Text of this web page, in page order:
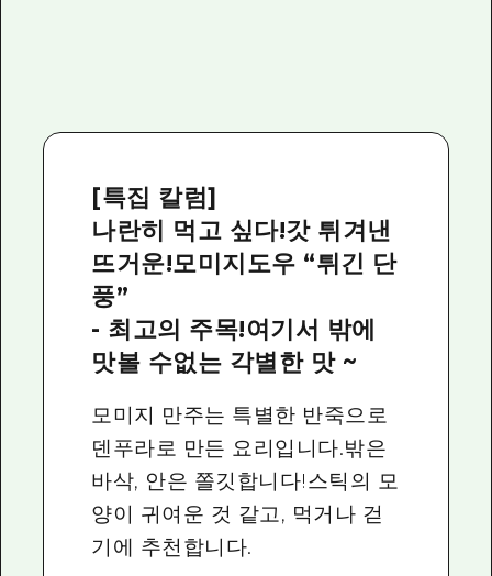
[특집 칼럼]
나란히 먹고 싶다!갓 튀겨낸
뜨거운!모미지도우 “튀긴 단
풍”
- 최고의 주목!여기서 밖에
맛볼 수없는 각별한 맛 ~
모미지 만주는 특별한 반죽으로
덴푸라로 만든 요리입니다.밖은
바삭, 안은 쫄깃합니다!스틱의 모
양이 귀여운 것 같고, 먹거나 걷
기에 추천합니다.